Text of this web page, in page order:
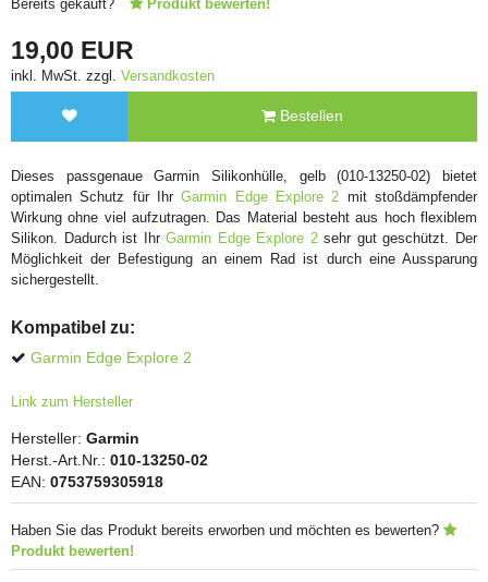
Bereits gekauft? Produkt bewerten!
19,00 EUR
inkl. MwSt. zzgl. Versandkosten
Bestellen
Dieses passgenaue Garmin Silikonhülle, gelb (010-13250-02) bietet
optimalen Schutz für IhrGarmin Edge Explore 2 mit stoßdämpfender
Wirkung ohne viel aufzutragen. Das Material besteht aus hoch flexiblem
Silikon. Dadurch ist IhrGarmin Edge Explore 2sehr gut geschützt. Der
Möglichkeit der Befestigung an einem Rad ist durch eine Aussparung
sichergestellt.
Kompatibel zu:
Garmin Edge Explore 2
Link zum Hersteller
Hersteller: Garmin
Herst.-Art.Nr.: 010-13250-02
EAN: 0753759305918
Haben Sie das Produkt bereits erworben und möchten es bewerten?
Produkt bewerten!